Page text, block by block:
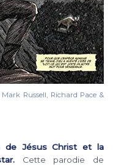
Russell, Richard Pace &
de Jésus Christ et la
Cette parodie de